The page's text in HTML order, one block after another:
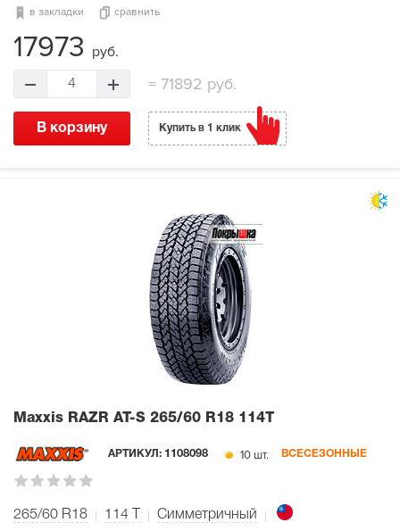
в закладки сравнить
17973 руб.
4 = 71892 руб.
В корзину Купить в 1 клик
Maxxis RAZR AT-S 265/60 R18 114T
АРТИКУЛ: 1108098 10 шт. ВСЕСЕЗОННЫЕ
265/60 R18 114 Симметричный